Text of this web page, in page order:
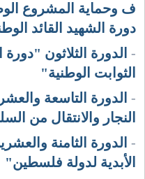
ف وحماية المشروع
دورة الشهيد القائد
- الدورة الثلاثون
الثوابت الوطنية"
- الدورة التاسعة
النجار والانتقال من
- الدورة الثامنة
الأبدية لدولة فلسطين"